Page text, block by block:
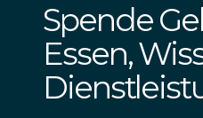
Spende
Essen,